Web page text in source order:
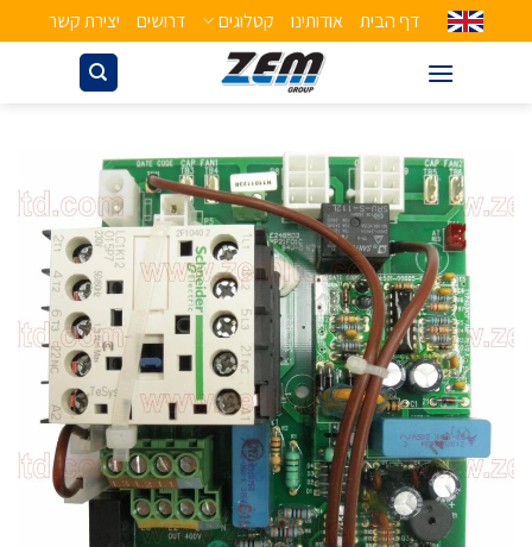
דף הבית אודותינו קטלוגים דרושים יצירת קשר